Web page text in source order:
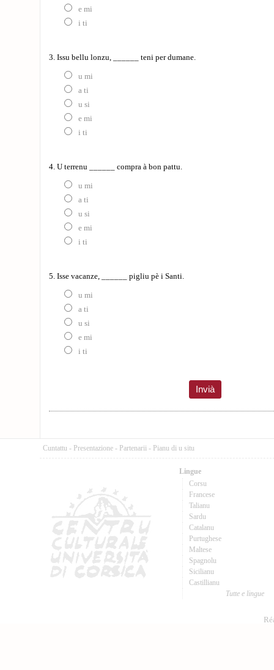
e mi
i ti
3. Issu bellu lonzu, ______ teni per dumane.
u mi
a ti
u si
e mi
i ti
4. U terrenu ______ compra à bon pattu.
u mi
a ti
u si
e mi
i ti
5. Isse vacanze, ______ pigliu pè i Santi.
u mi
a ti
u si
e mi
i ti
Cuntattu - Presentazione - Partenarii - Pianu di u situ
Lingue
Corsu
Francese
Talianu
Sardu
Catalanu
Purtughese
Maltese
Spagnolu
Sicilianu
Castillianu
Tutte e lingue